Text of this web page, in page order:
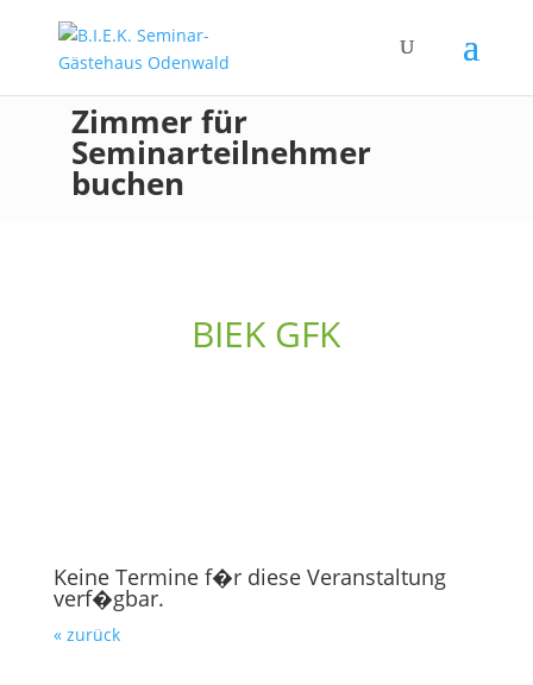
Zimmer für
Seminarteilnehmer
buchen
BIEK GFK
Keine Termine f�r diese Veranstaltung
verf�gbar.
« zurück